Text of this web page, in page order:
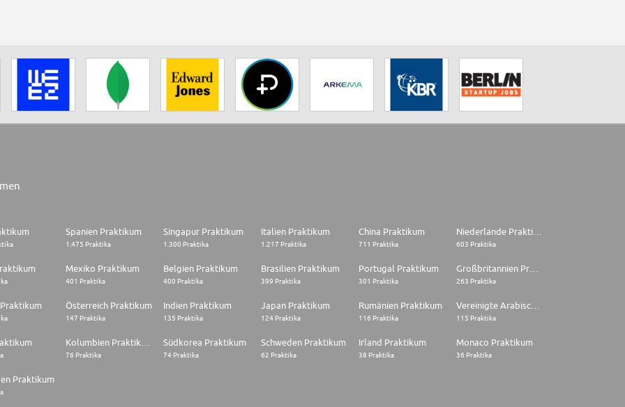
Spanien Praktikum
1.475 Praktika
Singapur Praktikum
1.300 Praktika
Italien Praktikum
1.217 Praktika
China Praktikum
711 Praktika 603 Praktika
Mexiko Praktikum
401 Praktika
Belgien Praktikum
400 Praktika
Brasilien Praktikum
399 Praktika
Portugal Praktikum
301 Praktika 263 Praktika
Österreich Praktikum
147 Praktika
Indien Praktikum
135 Praktika
Japan Praktikum
124 Praktika
Rumänien Praktikum
116 Praktika 115 Praktika
76 Praktika
Südkorea Praktikum
74 Praktika
Schweden Praktikum
62 Praktika
Irland Praktikum
38 Praktika
Monaco Praktikum
36 Praktika
Praktikum